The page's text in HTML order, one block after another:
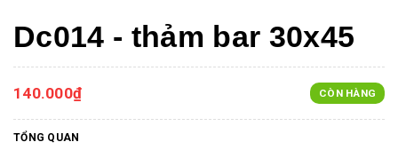
Dc014 - thảm bar 30x45
140.000₫ CÒN HÀNG
TỔNG QUAN